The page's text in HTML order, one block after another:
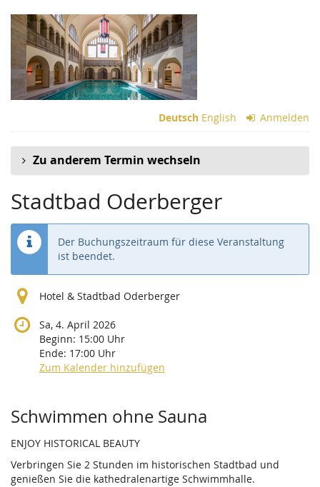
Zum
Haupt-
Inhalt
springen
Deutsch English Anmelden
Zu anderem Termin wechseln
Stadtbad Oderberger
Der Buchungszeitraum für diese Veranstaltung
ist beendet.
Hotel & Stadtbad Oderberger
Sa, 4. April 2026
Beginn: 15:00 Uhr
Ende: 17:00 Uhr
Zum Kalender hinzufügen
Produkte
Schwimmen ohne Sauna
ENJOY HISTORICAL BEAUTY
Verbringen Sie 2 Stunden im historischen Stadtbad und
genießen Sie die kathedralenartige Schwimmhalle.